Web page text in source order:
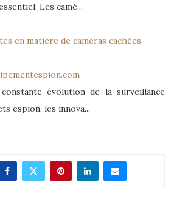
Les camé...
en matière de caméras cachées
évolution de la surveillance
espion, les innova...